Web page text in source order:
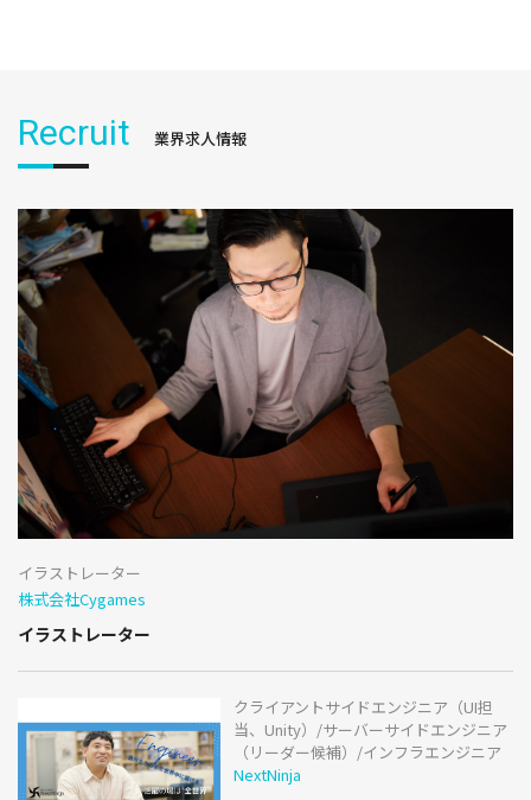
Recruit 業界求人情報
イラストレーター
株式会社Cygames
イラストレーター
クライアントサイドエンジニア（UI担
当、Unity）/サーバーサイドエンジニア
（リーダー候補）/インフラエンジニア
NextNinja